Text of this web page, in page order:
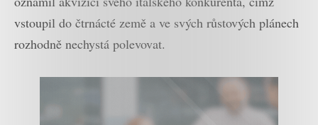
vstoupil do čtrnácté země a ve svých růstových plánech
rozhodně nechystá polevovat.